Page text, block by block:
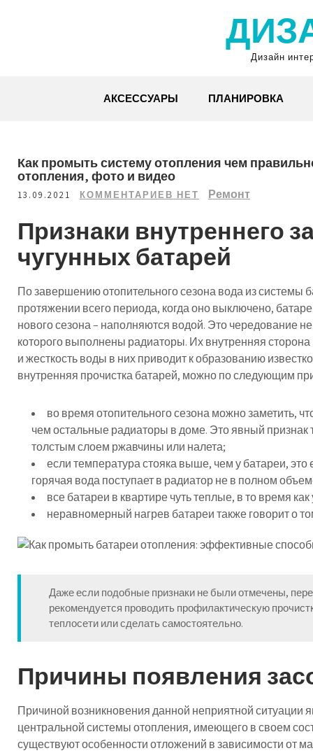
Дизайн
АКСЕССУАРЫ ПЛАНИРОВКА
Как промыть систему отопления чем
отопления, фото и видео
13.09.2021 КОММЕНТАРИЕВ НЕТ Ремонт
Признаки внутреннего
чугунных батарей
По завершению отопительного сезона вода из системы
протяжении всего периода, когда оно выключено,
нового сезона – наполняются водой. Это чередование
которого выполнены радиаторы. Их внутренняя
и жесткость воды в них приводит к образованию
внутренняя прочистка батарей, можно по следующим
во время отопительного сезона можно заметить,
чем остальные радиаторы в доме. Это явный признак
толстым слоем ржавчины или налета;
если температура стояка выше, чем у батареи,
горячая вода поступает в радиатор не в полном
все батареи в квартире чуть теплые, в то время
неравномерный нагрев батареи также говорит о
Даже если подобные признаки не были отмечены,
рекомендуется проводить профилактическую
теплосети или сделать самостоятельно.
Причины появления
Причиной возникновения данной неприятной ситуации
центральной системы отопления, имеющего в своем
существуют особенности отложений в зависимости от